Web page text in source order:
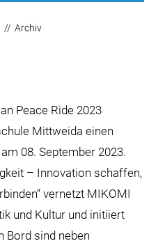
// Archiv
Peace Ride 2023
Mittweida einen
08. September 2023.
– Innovation schaffen,
vernetzt MIKOMI
und Kultur und initiiert
Bord sind neben